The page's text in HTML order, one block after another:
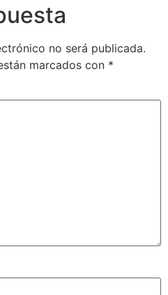
no será publicada.
marcados con *